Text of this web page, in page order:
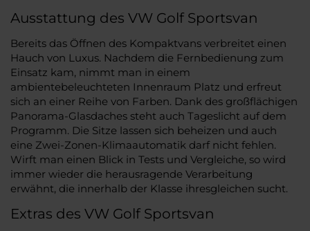
Ausstattung des VW Golf Sportsvan
Bereits das Öffnen des Kompaktvans verbreitet einen
Hauch von Luxus. Nachdem die Fernbedienung zum
Einsatz kam, nimmt man in einem
ambientebeleuchteten Innenraum Platz und erfreut
sich an einer Reihe von Farben. Dank des großflächigen
Panorama-Glasdaches steht auch Tageslicht auf dem
Programm. Die Sitze lassen sich beheizen und auch
eine Zwei-Zonen-Klimaautomatik darf nicht fehlen.
Wirft man einen Blick in Tests und Vergleiche, so wird
immer wieder die herausragende Verarbeitung
erwähnt, die innerhalb der Klasse ihresgleichen sucht.
Extras des VW Golf Sportsvan